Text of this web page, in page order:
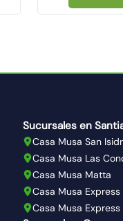
Sucursales en
Casa Musa San
Casa Musa Las
Casa Musa Matta
Casa Musa
Casa Musa Express